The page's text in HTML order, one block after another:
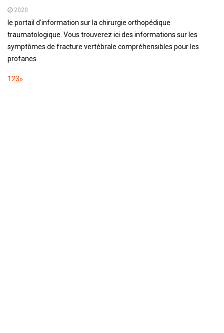
2020
le portail d'information sur la chirurgie orthopédique
traumatologique. Vous trouverez ici des informations sur les
symptômes de fracture vertébrale compréhensibles pour les
profanes.
123»